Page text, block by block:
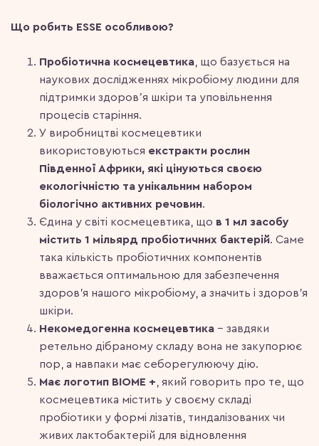
Що робить ESSE особливою?
Пробіотична космецевтика , що базується на
наукових дослідженнях мікробіому людини для
підтримки здоровʼя шкіри та уповільнення
процесів старіння.
У виробництві космецевтики
використовуються екстракти рослин
Південної Африки, які цінуються своєю
екологічністю та унікальним набором
біологічно активних речовин.
Єдина у світі космецевтика, що в 1 мл засобу
містить 1 мільярд пробіотичних бактерій. Саме
така кількість пробіотичних компонентів
вважається оптимальною для забезпечення
здоров’я нашого мікробіому, а значить і здоров’я
шкіри.
Некомедогенна космецевтика – завдяки
ретельно дібраному складу вона не закупорює
пор, а навпаки має себорегулюючу дію.
Має логотип BIOME + , який говорить про те, що
космецевтика містить у своєму складі
пробіотики у формі лізатів, тиндалізованих чи
живих лактобактерій для відновлення